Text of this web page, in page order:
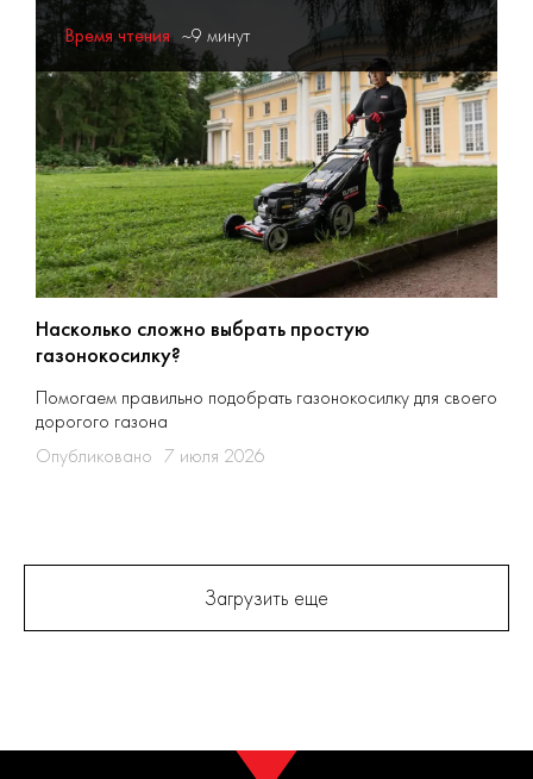
Время чтения ~9 минут
Насколько сложно выбрать простую
газонокосилку?
Помогаем правильно подобрать газонокосилку для своего
дорогого газона
Опубликовано 7 июля 2026
Загрузить еще